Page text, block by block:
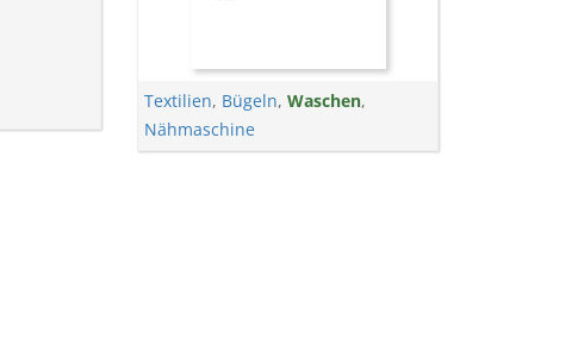
Textilien, Bügeln,Waschen,
Nähmaschine